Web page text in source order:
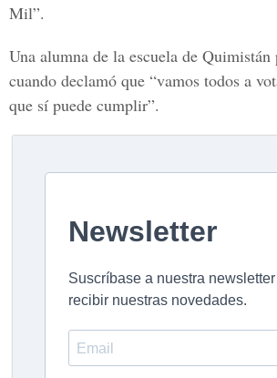
Mil”.
Una alumna de la escuela de Quimistán
cuando declamó que “vamos todos a
que sí puede cumplir”.